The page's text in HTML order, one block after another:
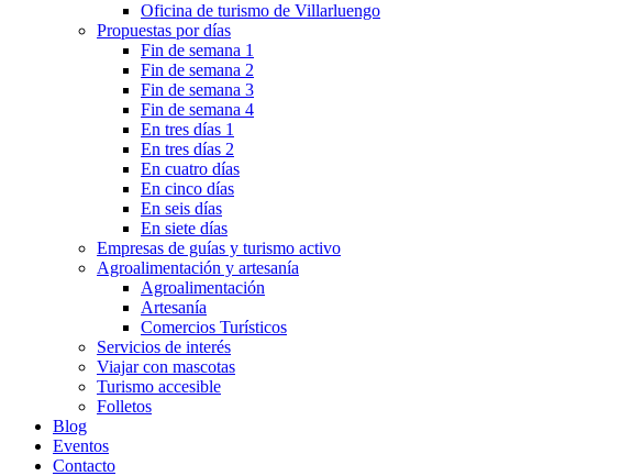
Oficina de turismo de Villarluengo
Propuestas por días
Fin de semana 1
Fin de semana 2
Fin de semana 3
Fin de semana 4
En tres días 1
En tres días 2
En cuatro días
En cinco días
En seis días
En siete días
Empresas de guías y turismo activo
Agroalimentación y artesanía
Agroalimentación
Artesanía
Comercios Turísticos
Servicios de interés
Viajar con mascotas
Turismo accesible
Folletos
Blog
Eventos
Contacto